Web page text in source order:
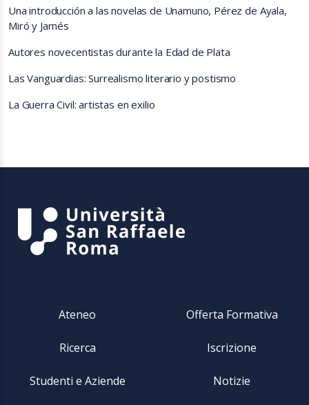
Una introducción a las novelas de Unamuno, Pérez de Ayala,
Miró y Jarnés
Autores novecentistas durante la Edad de Plata
Las Vanguardias: Surrealismo literario y postismo
La Guerra Civil: artistas en exilio
Ateneo Offerta Formativa
Ricerca Iscrizione
Studenti e Aziende Notizie